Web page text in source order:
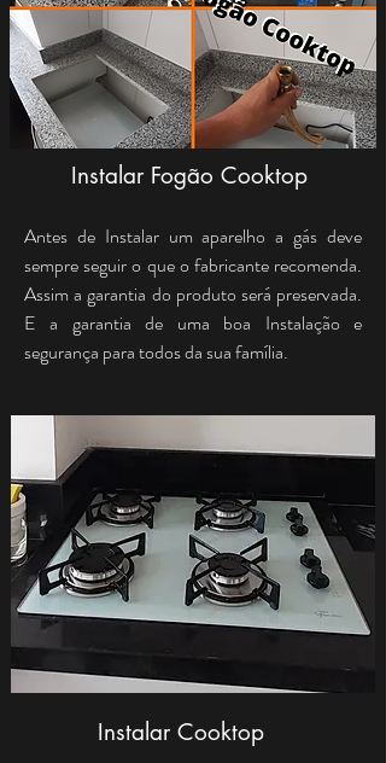
Instalar Fogão Cooktop
Antes de Instalar um aparelho a gás deve
sempre seguir o que o fabricante recomenda.
Assim a garantia do produto será preservada.
E a garantia de uma boa Instalação e
segurança para todos da sua família.
Instalar Cooktop